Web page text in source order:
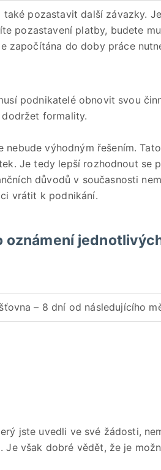
pozastavit další závazky.
pozastavení platby, budete
započítána do doby práce
podnikatelé obnovit svou
formality.
výhodným řešením.
Je tedy lepší rozhodnout se
důvodů v současnosti
vrátit k podnikání.
oznámení
– 8 dní od následujícího
jste uvedli ve své žádosti,
však dobré vědět, že je